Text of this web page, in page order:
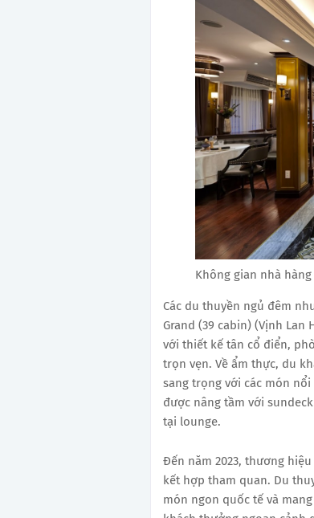
Không gian nhà
Các du thuyền ngủ đêm
Grand (39 cabin) (Vịnh Lan
với thiết kế tân cổ điển,
trọn vẹn. Về ẩm thực, du
sang trọng với các món
được nâng tầm với
tại lounge.
Đến năm 2023, thương
kết hợp tham quan. Du
món ngon quốc tế và